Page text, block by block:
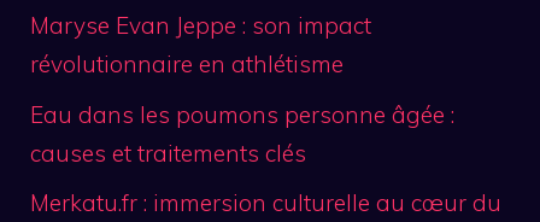
Maryse Evan Jeppe : son impact
révolutionnaire en athlétisme
Eau dans les poumons personne âgée :
causes et traitements clés
Merkatu.fr : immersion culturelle au cœur du